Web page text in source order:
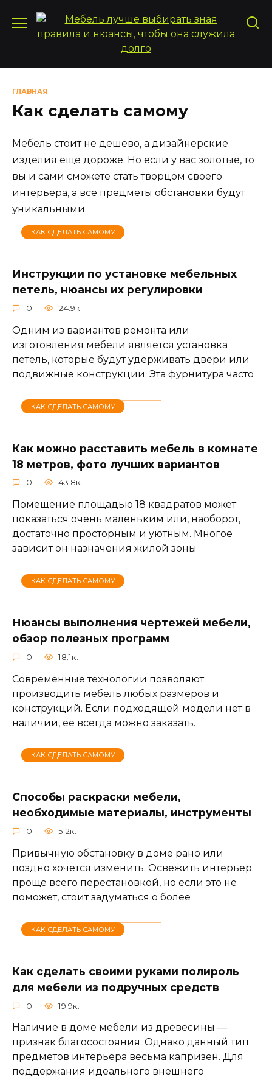
содержанию
ГЛАВНАЯ
Как сделать самому
Мебель стоит не дешево, а дизайнерские
изделия еще дороже. Но если у вас золотые, то
вы и сами сможете стать творцом своего
интерьера, а все предметы обстановки будут
уникальными.
КАК СДЕЛАТЬ САМОМУ
Инструкции по установке мебельных
петель, нюансы их регулировки
0 24.9к.
Одним из вариантов ремонта или
изготовления мебели является установка
петель, которые будут удерживать двери или
подвижные конструкции. Эта фурнитура часто
КАК СДЕЛАТЬ САМОМУ
Как можно расставить мебель в комнате
18 метров, фото лучших вариантов
0 43.8к.
Помещение площадью 18 квадратов может
показаться очень маленьким или, наоборот,
достаточно просторным и уютным. Многое
зависит он назначения жилой зоны
КАК СДЕЛАТЬ САМОМУ
Нюансы выполнения чертежей мебели,
обзор полезных программ
0 18.1к.
Современные технологии позволяют
производить мебель любых размеров и
конструкций. Если подходящей модели нет в
наличии, ее всегда можно заказать.
КАК СДЕЛАТЬ САМОМУ
Способы раскраски мебели,
необходимые материалы, инструменты
0 5.2к.
Привычную обстановку в доме рано или
поздно хочется изменить. Освежить интерьер
проще всего перестановкой, но если это не
поможет, стоит задуматься о более
КАК СДЕЛАТЬ САМОМУ
Как сделать своими руками полироль
для мебели из подручных средств
0 19.9к.
Наличие в доме мебели из древесины —
признак благосостояния. Однако данный тип
предметов интерьера весьма капризен. Для
поддержания идеального внешнего